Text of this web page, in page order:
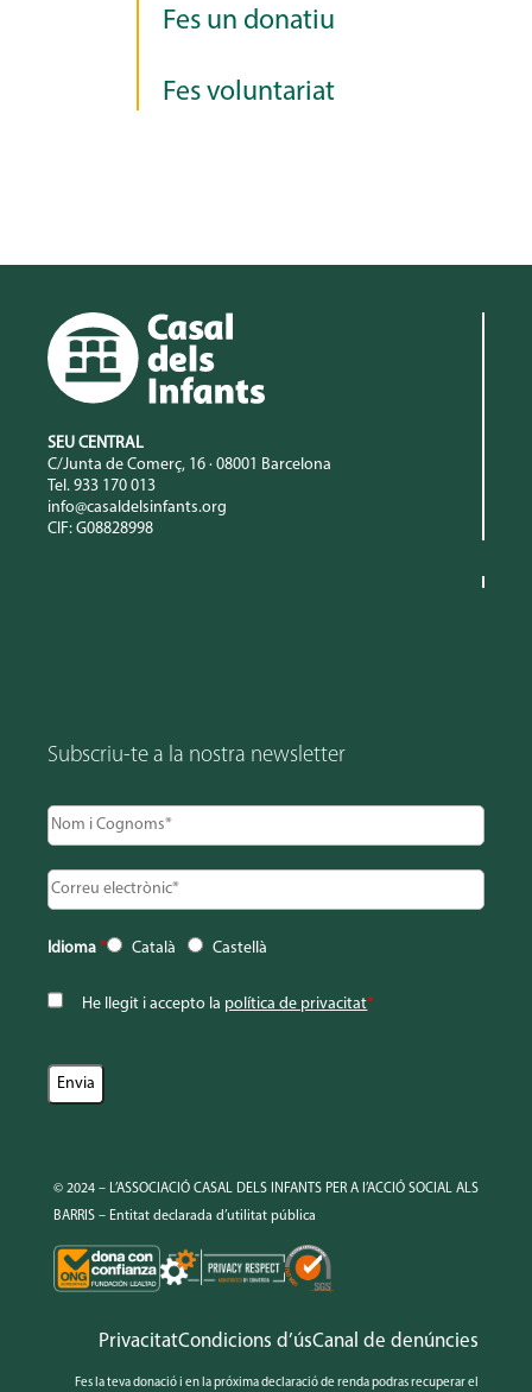
Fes un donatiu
Fes voluntariat
SEU CENTRAL
C/Junta de Comerç, 16 · 08001 Barcelona
Tel. 933 170 013
info@casaldelsinfants.org
CIF: G08828998
Subscriu-te a la nostra newsletter
Idioma * Català Castellà
He llegit i accepto la política de privacitat*
© 2024 – L’ASSOCIACIÓ CASAL DELS INFANTS PER A l’ACCIÓ SOCIAL ALS
BARRIS – Entitat declarada d’utilitat pública
PrivacitatCondicions d’úsCanal de denúncies
Fes la teva donació i en la próxima declaració de renda podras recuperar el